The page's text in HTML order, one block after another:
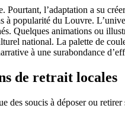
l’adaptation a su
popularité du Louvre.
Quelques animations ou
national. La palette de
à une surabondance
de retrait locales
des soucis à déposer ou